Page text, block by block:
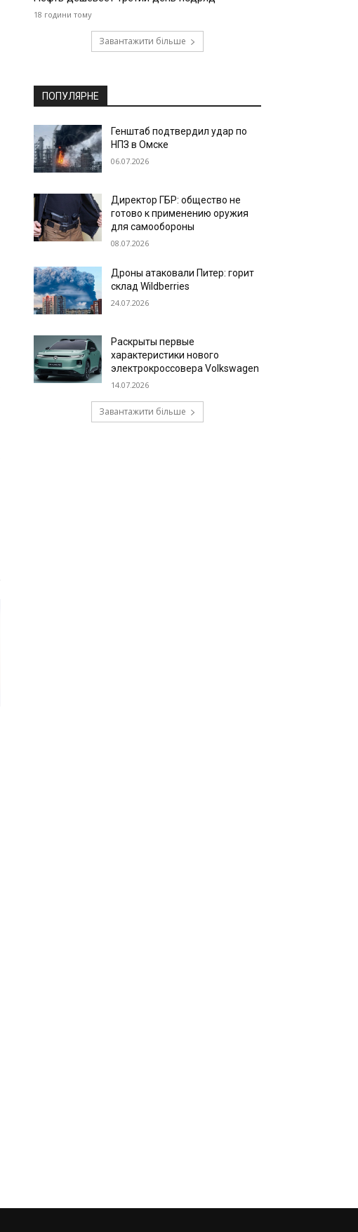
18 години тому
Завантажити більше
ПОПУЛЯРНЕ
Генштаб подтвердил удар по
НПЗ в Омске
06.07.2026
Директор ГБР: общество не
готово к применению оружия
для самообороны
08.07.2026
Дроны атаковали Питер: горит
склад Wildberries
24.07.2026
Раскрыты первые
характеристики нового
электрокроссовера Volkswagen
14.07.2026
Завантажити більше